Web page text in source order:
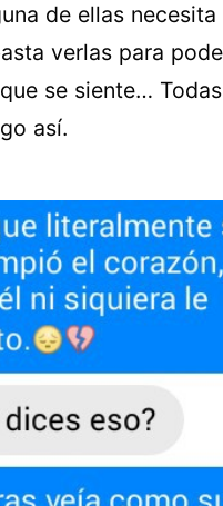
de ellas necesita
verlas para
se siente…
así.